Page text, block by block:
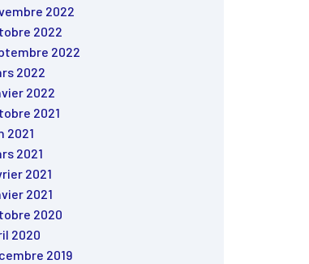
2022
2022
2022
2022
2022
2021
2021
2021
2021
2021
2020
2020
2019